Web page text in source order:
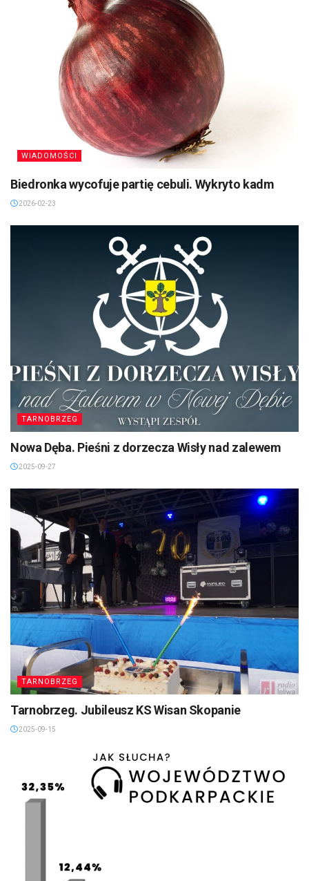
WIADOMOŚCI
Biedronka wycofuje partię cebuli. Wykryto kadm
2026-02-23
TARNOBRZEG
Nowa Dęba. Pieśni z dorzecza Wisły nad zalewem
2025-09-27
TARNOBRZEG
Tarnobrzeg. Jubileusz KS Wisan Skopanie
2025-09-15